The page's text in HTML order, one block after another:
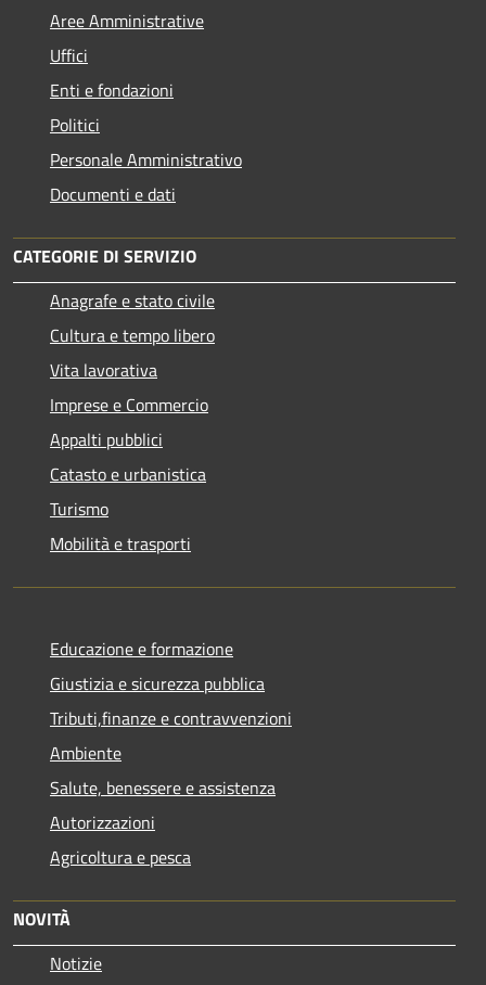
Aree Amministrative
Uffici
Enti e fondazioni
Politici
Personale Amministrativo
Documenti e dati
CATEGORIE DI SERVIZIO
Anagrafe e stato civile
Cultura e tempo libero
Vita lavorativa
Imprese e Commercio
Appalti pubblici
Catasto e urbanistica
Turismo
Mobilità e trasporti
Educazione e formazione
Giustizia e sicurezza pubblica
Tributi,finanze e contravvenzioni
Ambiente
Salute, benessere e assistenza
Autorizzazioni
Agricoltura e pesca
NOVITÀ
Notizie